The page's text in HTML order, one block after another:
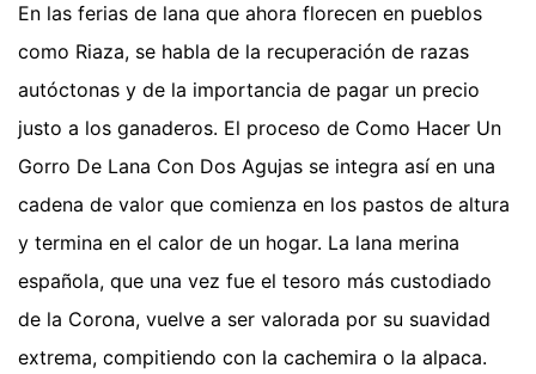
En las ferias de lana que ahora florecen en pueblos
como Riaza, se habla de la recuperación de razas
autóctonas y de la importancia de pagar un precio
justo a los ganaderos. El proceso de Como Hacer Un
Gorro De Lana Con Dos Agujas se integra así en una
cadena de valor que comienza en los pastos de altura
y termina en el calor de un hogar. La lana merina
española, que una vez fue el tesoro más custodiado
de la Corona, vuelve a ser valorada por su suavidad
extrema, compitiendo con la cachemira o la alpaca.